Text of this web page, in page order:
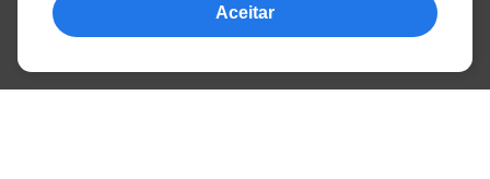
Z
0-9
© 2022, mais de 2 milhões de cifras e letras
Aceitar